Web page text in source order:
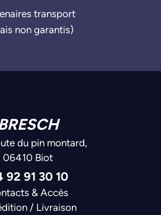
transport
non garantis)
du pin montard,
06410 Biot
92 91 30 10
& Accès
/ Livraison